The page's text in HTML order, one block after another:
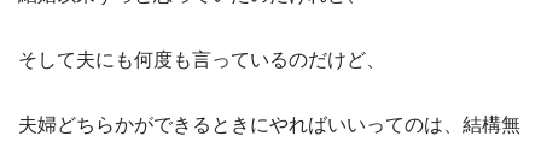
そして夫にも何度も言っているのだけど、
夫婦どちらかができるときにやればいいってのは、結構無